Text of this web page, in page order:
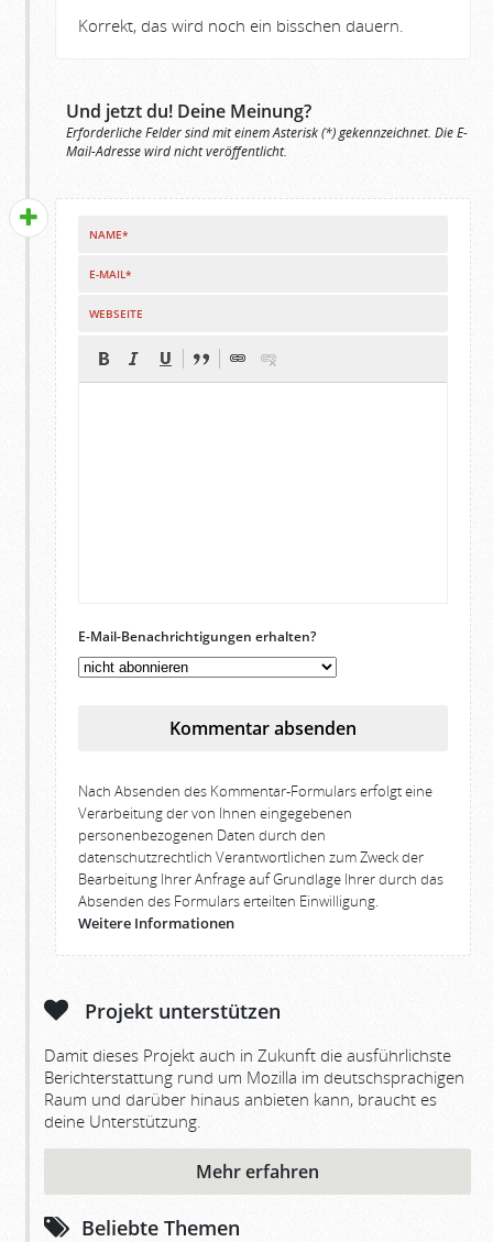
Korrekt, das wird noch ein bisschen dauern.
Und jetzt du! Deine Meinung?
Erforderliche Felder sind mit einem Asterisk (*) gekennzeichnet. Die E-
Mail-Adresse wird nicht veröffentlicht.
NAME*
E-MAIL*
WEBSEITE
E-Mail-Benachrichtigungen erhalten?
Kommentar absenden
Nach Absenden des Kommentar-Formulars erfolgt eine
Verarbeitung der von Ihnen eingegebenen
personenbezogenen Daten durch den
datenschutzrechtlich Verantwortlichen zum Zweck der
Bearbeitung Ihrer Anfrage auf Grundlage Ihrer durch das
Absenden des Formulars erteilten Einwilligung.
Weitere Informationen
Projekt unterstützen
Damit dieses Projekt auch in Zukunft die ausführlichste
Berichterstattung rund um Mozilla im deutschsprachigen
Raum und darüber hinaus anbieten kann, braucht es
deine Unterstützung.
Mehr erfahren
Beliebte Themen